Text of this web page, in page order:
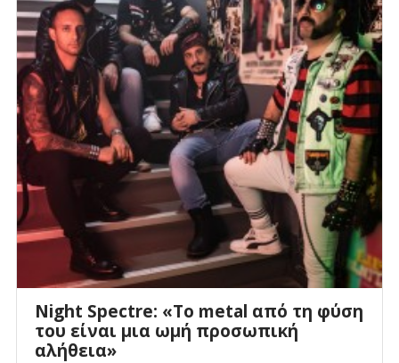
Night Spectre: «Το metal από τη φύση
του είναι μια ωμή προσωπική
αλήθεια»